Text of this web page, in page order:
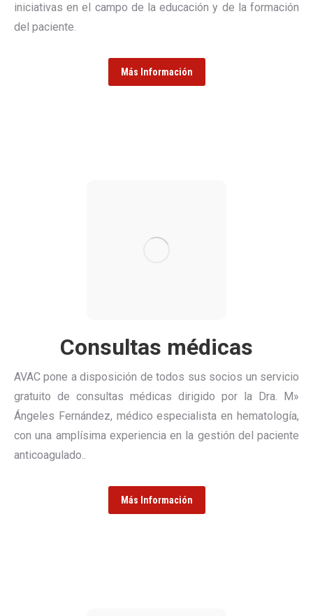
iniciativas en el campo de la educación y de la formación
del paciente.
Más Información
Consultas médicas
AVAC pone a disposición de todos sus socios un servicio
gratuito de consultas médicas dirigido por la Dra. M»
Ángeles Fernández, médico especialista en hematología,
con una amplísima experiencia en la gestión del paciente
anticoagulado..
Más Información